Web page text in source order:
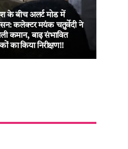
के बीच अलर्ट मोड में
कलेक्टर मयंक चतुर्वेदी ने
कमान, बाढ़ संभावित
का किया निरीक्षण!!